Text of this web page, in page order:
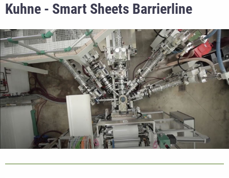
Kuhne - Smart Sheets Barrierline